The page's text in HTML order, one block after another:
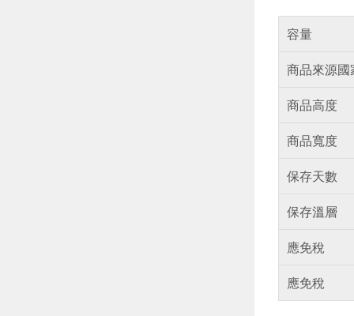
容量
商品來源國
商品高度
商品寬度
保存天數
保存溫層
應免稅
應免稅